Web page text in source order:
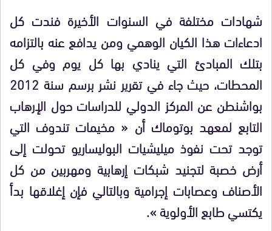
شهادات مختلفة في السنوات الأخيرة فندت كل
ادعاءات هذا الكيان الوهمي ومن يدافع عنه بالتزامه
بتلك المبادئ التي ينادي بها كل يوم وفي كل
المحطات، حيث جاء في تقرير نشر برسم سنة 2012
بواشنطن عن المركز الدولي للدراسات حول الإرهاب
التابع لمعهد بوتوماك أن « مخيمات تندوف التي
توجد تحت نفوذ ميليشيات البوليساريو تحولت إلى
أرض خصبة لتجنيد شبكات إرهابية ومهربين من كل
الأصناف وعصابات إجرامية وبالتالي فإن إغلاقها بدأ
يكتسي طابع الأولوية ».